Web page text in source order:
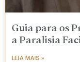
Guia para os
a Paralisia
LEIA MAIS »